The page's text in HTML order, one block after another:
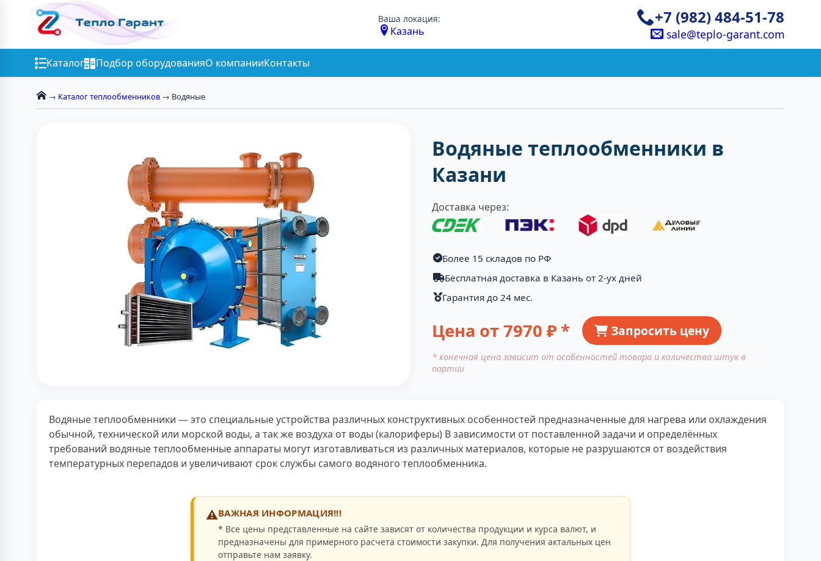
Ваша локация:
Казань
+7 (982) 484-51-78
sale@teplo-garant.com
Каталог Подбор оборудованияО компанииКонтакты
→ Каталог теплообменников → Водяные
Водяные теплообменники в
Казани
Доставка через:
Более 15 складов по РФ
Бесплатная доставка в Казань от 2-ух дней
Гарантия до 24 мес.
Цена от7970 ₽ * Запросить цену
* конечная цена зависит от особенностей товара и количества штук в
партии
Водяные теплообменники — это специальные устройства различных конструктивных особенностей предназначенные для нагрева или охлаждения
обычной, технической или морской воды, а так же воздуха от воды (калориферы) В зависимости от поставленной задачи и определённых
требований водяные теплообменные аппараты могут изготавливаться из различных материалов, которые не разрушаются от воздействия
температурных перепадов и увеличивают срок службы самого водяного теплообменника.
⚠️ВАЖНАЯ ИНФОРМАЦИЯ!!!
* Все цены представленные на сайте зависят от количества продукции и курса валют, и
предназначены для примерного расчета стоимости закупки. Для получения актальных цен
отправьте нам заявку.